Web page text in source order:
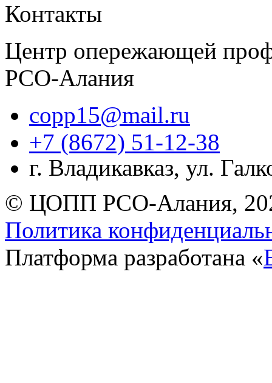
Контакты
Центр опережающей
РСО-Алания
copp15@mail.ru
+7 (8672) 51-12-38
г. Владикавказ, ул.
© ЦОПП РСО-Алания,
Политика
Платформа разработана «